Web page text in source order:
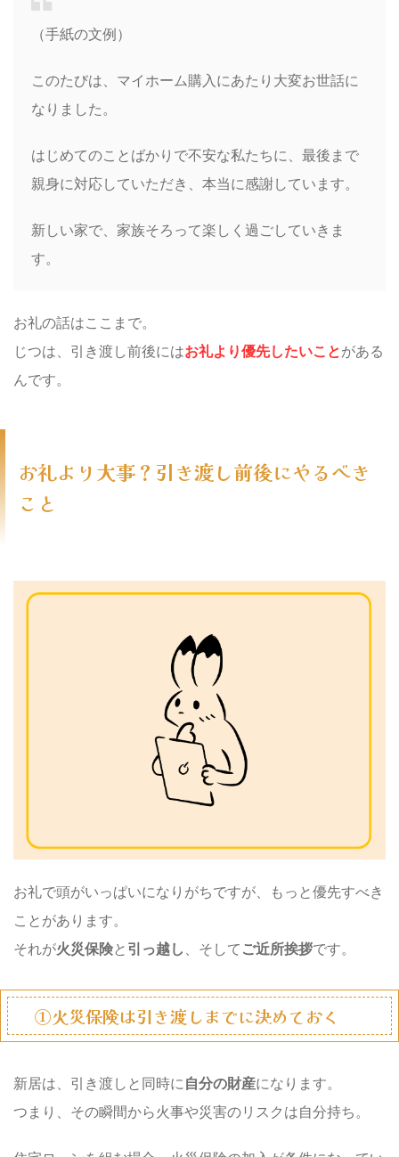
（手紙の文例）
このたびは、マイホーム購入にあたり大変お世話に
なりました。
はじめてのことばかりで不安な私たちに、最後まで
親身に対応していただき、本当に感謝しています。
新しい家で、家族そろって楽しく過ごしていきま
す。
お礼の話はここまで。
じつは、引き渡し前後にはお礼より優先したいことがある
んです。
お礼より大事？引き渡し前後にやるべき
こと
お礼で頭がいっぱいになりがちですが、もっと優先すべき
ことがあります。
それが火災保険と引っ越し、そしてご近所挨拶です。
①火災保険は引き渡しまでに決めておく
新居は、引き渡しと同時に自分の財産になります。
つまり、その瞬間から火事や災害のリスクは自分持ち。